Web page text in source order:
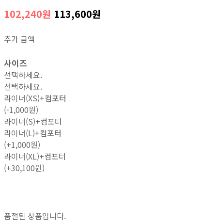
102,240원 113,600원
추가 금액
사이즈
선택하세요.
선택하세요.
라이너(XS)+컴포터
(-1,000원)
라이너(S)+컴포터
라이너(L)+컴포터
(+1,000원)
라이너(XL)+컴포터
(+30,100원)
품절된 상품입니다.